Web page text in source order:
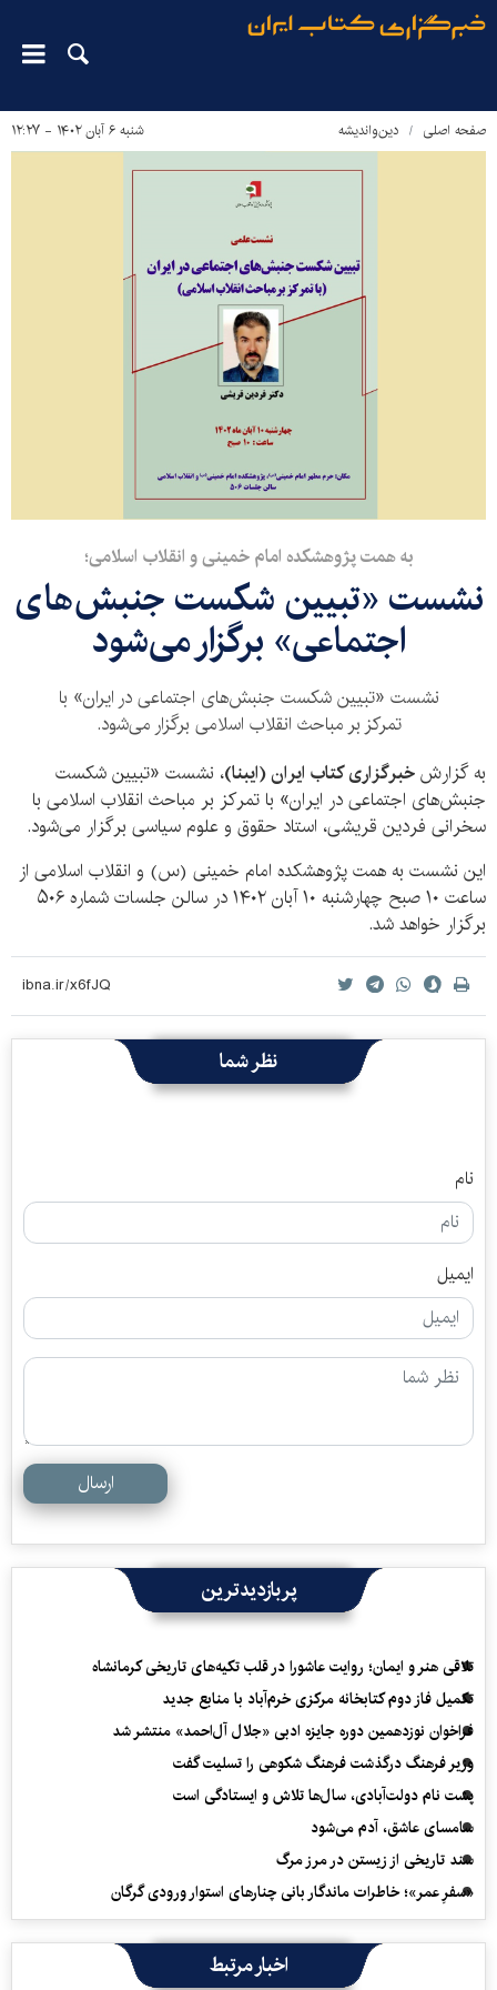
صفحه اصلی دین‌واندیشه شنبه ۶ آبان ۱۴۰۲ - ۱۲:۲۷
به همت پژوهشکده امام خمینی و انقلاب اسلامی؛
نشست «تبیین شکست جنبش‌های
اجتماعی» برگزار می‌شود
نشست «تبیین شکست جنبش‌های اجتماعی در ایران» با
تمرکز بر مباحث انقلاب اسلامی برگزار می‌شود.
به گزارشخبرگزاری کتاب ایران (ایبنا)، نشست «تبیین شکست
جنبش‌های اجتماعی در ایران» با تمرکز بر مباحث انقلاب اسلامی با
سخرانی فردین قریشی، استاد حقوق و علوم سیاسی برگزار می‌شود.
این نشست به همت پژوهشکده امام خمینی (س) و انقلاب اسلامی از
ساعت ۱۰ صبح چهارشنبه ۱۰ آبان ۱۴۰۲ در سالن جلسات شماره ۵۰۶
برگزار خواهد شد.
نظر شما
نام
ایمیل
ارسال
پربازدیدترین
تلاقی هنر و ایمان؛ روایت عاشورا در قلب تکیه‌های تاریخی کرمانشاه
تکمیل فاز دوم کتابخانه مرکزی خرم‌آباد با منابع جدید
فراخوان نوزدهمین دوره جایزه ادبی «جلال آل‌احمد» منتشر شد
وزیر فرهنگ درگذشت فرهنگ شکوهی را تسلیت گفت
پشت نام دولت‌آبادی، سال‌ها تلاش و ایستادگی است
سامسای عاشق، آدم می‌شود
سند تاریخی از زیستن در مرز مرگ
«سفرِ عمر»؛ خاطرات ماندگار بانی چنارهای استوار ورودی گرگان
اخبار مرتبط